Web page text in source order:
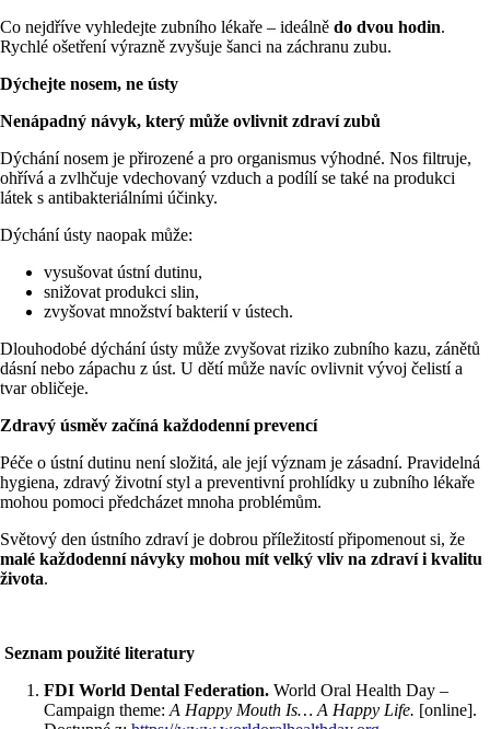
Co nejdříve vyhledejte zubního lékaře – ideálně do dvou hodin.
Rychlé ošetření výrazně zvyšuje šanci na záchranu zubu.
Dýchejte nosem, ne ústy
Nenápadný návyk, který může ovlivnit zdraví zubů
Dýchání nosem je přirozené a pro organismus výhodné. Nos filtruje,
ohřívá a zvlhčuje vdechovaný vzduch a podílí se také na produkci
látek s antibakteriálními účinky.
Dýchání ústy naopak může:
vysušovat ústní dutinu,
snižovat produkci slin,
zvyšovat množství bakterií v ústech.
Dlouhodobé dýchání ústy může zvyšovat riziko zubního kazu, zánětů
dásní nebo zápachu z úst. U dětí může navíc ovlivnit vývoj čelistí a
tvar obličeje.
Zdravý úsměv začíná každodenní prevencí
Péče o ústní dutinu není složitá, ale její význam je zásadní. Pravidelná
hygiena, zdravý životní styl a preventivní prohlídky u zubního lékaře
mohou pomoci předcházet mnoha problémům.
Světový den ústního zdraví je dobrou příležitostí připomenout si, že
malé každodenní návyky mohou mít velký vliv na zdraví i kvalitu
života.
Seznam použité literatury
FDI World Dental Federation. World Oral Health Day –
Campaign theme: A Happy Mouth Is… A Happy Life. [online].